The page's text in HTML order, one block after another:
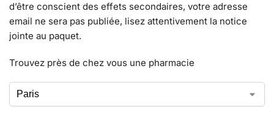
d’être conscient des effets secondaires, votre adresse
email ne sera pas publiée, lisez attentivement la notice
jointe au paquet.
Trouvez près de chez vous une pharmacie